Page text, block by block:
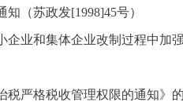
（苏政发[1998]45号）
业和集体企业改制过程中加
严格税收管理权限的通知》